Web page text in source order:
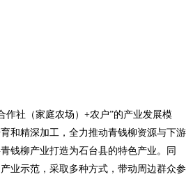
作社（家庭农场）+农户”的产业发展模
和精深加工，全力推动青钱柳资源与下游
钱柳产业打造为石台县的特色产业。同
业示范，采取多种方式，带动周边群众参